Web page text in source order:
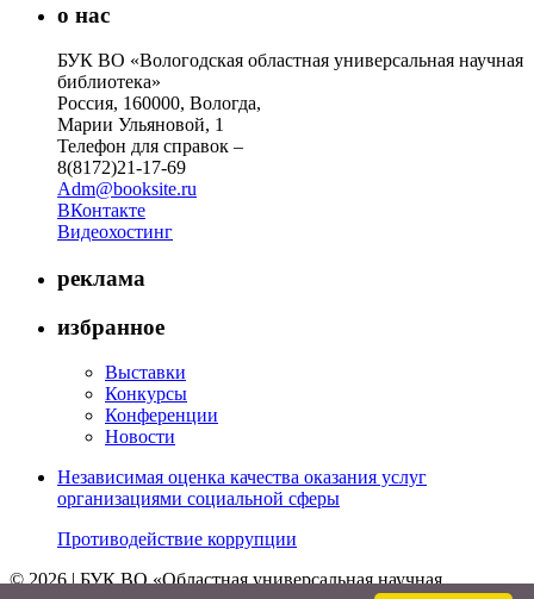
о нас
БУК ВО «Вологодская областная универсальная научная
библиотека»
Россия, 160000, Вологда,
Марии Ульяновой, 1
Телефон для справок –
8(8172)21-17-69
Adm@booksite.ru
ВКонтакте
Видеохостинг
реклама
избранное
Выставки
Конкурсы
Конференции
Новости
Независимая оценка качества оказания услуг
организациями социальной сферы
Противодействие коррупции
© 2026 | БУК ВО «Областная универсальная научная